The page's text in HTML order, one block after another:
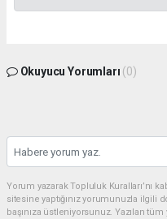
Okuyucu Yorumları (0)
Yorum yazarak Topluluk Kuralları’nı
sitesine yaptığınız yorumunuzla ilgili
başınıza üstleniyorsunuz. Yazılan